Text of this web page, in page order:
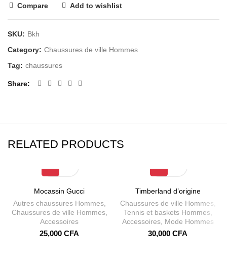
Compare Add to wishlist
SKU: Bkh
Category: Chaussures de ville Hommes
Tag: chaussures
Share
RELATED PRODUCTS
Mocassin Gucci
Autres chaussures Hommes,
Chaussures de ville Hommes,
Accessoires
25,000 CFA
Timberland d’origine
Chaussures de ville Hommes
Tennis et baskets Hommes
Accessoires, Mode Hommes
30,000 CFA